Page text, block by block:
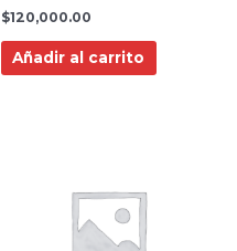
$120,000.00
Añadir al carrito